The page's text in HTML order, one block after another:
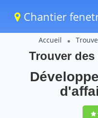
Chantier
Accueil
Trouver